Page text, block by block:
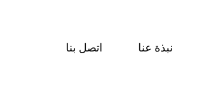
نبذة عنا اتصل بنا